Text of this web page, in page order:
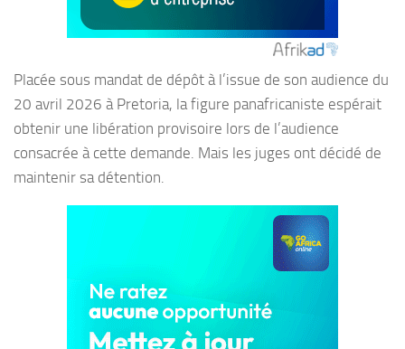
Placée sous mandat de dépôt à l’issue de son audience du
20 avril 2026 à Pretoria, la figure panafricaniste espérait
obtenir une libération provisoire lors de l’audience
consacrée à cette demande. Mais les juges ont décidé de
maintenir sa détention.